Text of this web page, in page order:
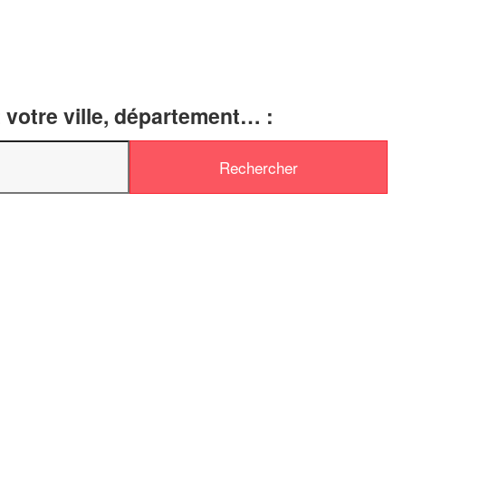
votre ville, département… :
Vous êtes un
professionnel ?